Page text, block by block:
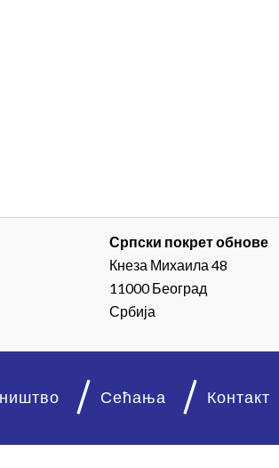
Сећања Контакт
Српски покрет обнове
Кнеза Михаила 48
11000 Београд
Србија
2026. Српски покрет обнове